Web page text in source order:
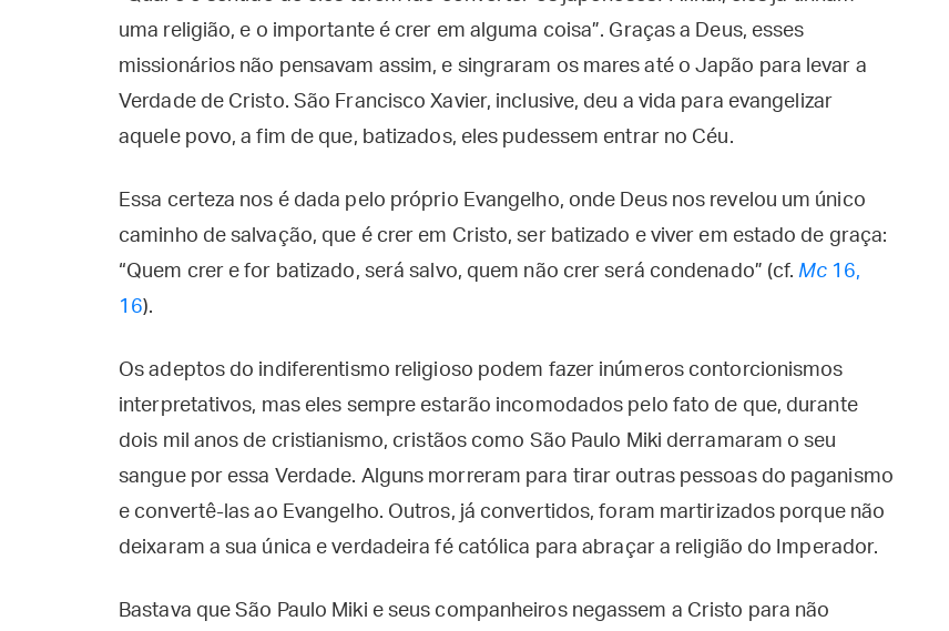
uma religião, e o importante é crer em alguma coisa”. Graças a Deus, esses
missionários não pensavam assim, e singraram os mares até o Japão para levar a
Verdade de Cristo. São Francisco Xavier, inclusive, deu a vida para evangelizar
aquele povo, a fim de que, batizados, eles pudessem entrar no Céu.
Essa certeza nos é dada pelo próprio Evangelho, onde Deus nos revelou um único
caminho de salvação, que é crer em Cristo, ser batizado e viver em estado de graça:
“Quem crer e for batizado, será salvo, quem não crer será condenado” (cf.Mc16,
16).
Os adeptos do indiferentismo religioso podem fazer inúmeros contorcionismos
interpretativos, mas eles sempre estarão incomodados pelo fato de que, durante
dois mil anos de cristianismo, cristãos como São Paulo Miki derramaram o seu
sangue por essa Verdade. Alguns morreram para tirar outras pessoas do paganismo
e convertê-las ao Evangelho. Outros, já convertidos, foram martirizados porque não
deixaram a sua única e verdadeira fé católica para abraçar a religião do Imperador.
Bastava que São Paulo Miki e seus companheiros negassem a Cristo para não